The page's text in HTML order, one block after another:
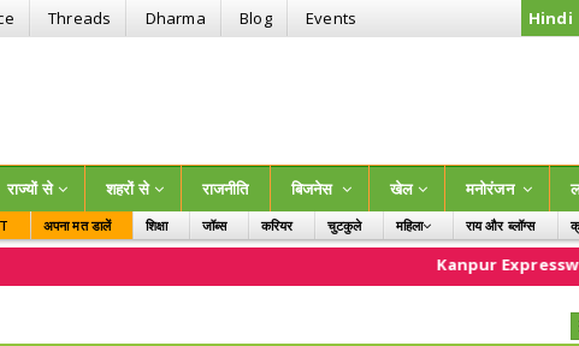
Threads Dharma Blog Events Hindi
राज्‍यों से शहरों से राजनीति बिजनेस खेल मनोरंजन
अपना मत डालें शिक्षा जॉब्स करियर चुटकुले
महिला
राय और ब्लॉग्स
Kanpur Expressway Stock